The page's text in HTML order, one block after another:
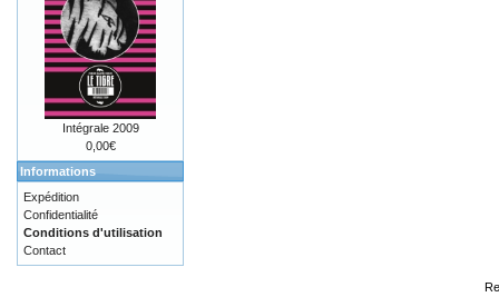
Intégrale 2009
0,00€
Informations
Expédition
Confidentialité
Conditions d'utilisation
Contact